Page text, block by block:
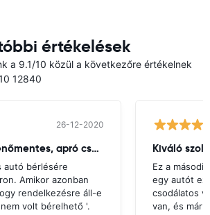
értékelések
a 9.1/10 közül a következőre értékelnek
12840
26-12-2020
Teljesen zökkenőmentes, apró csuklás
autó bérlésére
Amikor azonban
rendelkezésre áll-e
volt bérelhető '.
Kiváló
Ez a
egy autót
csodálatos
van, és már